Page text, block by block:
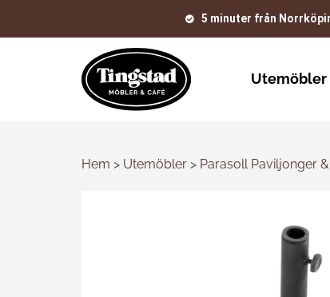
5 minuter från
Utemöbler
Hem > Utemöbler > Parasoll Paviljonger